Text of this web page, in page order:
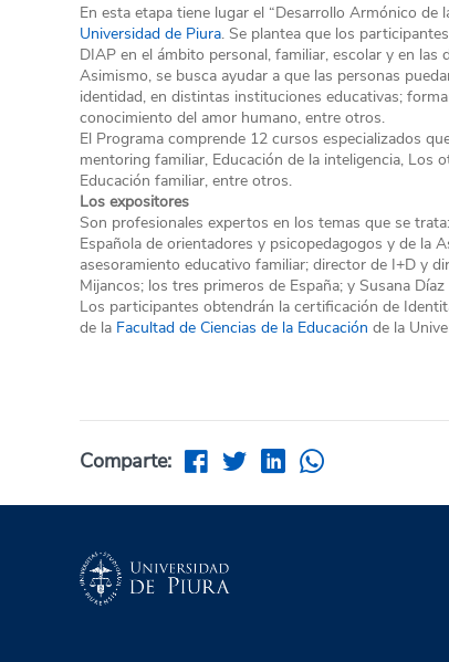
En esta etapa tiene lugar el “Desarrollo Armónico
Universidad de Piura. Se plantea que los
DIAP en el ámbito personal, familiar, escolar y en las
Asimismo, se busca ayudar a que las personas
identidad, en distintas instituciones educativas;
conocimiento del amor humano, entre otros.
El Programa comprende 12 cursos especializados
mentoring familiar, Educación de la inteligencia, Los
Educación familiar, entre otros.
Los expositores
Son profesionales expertos en los temas que se
Española de orientadores y psicopedagogos y de la
asesoramiento educativo familiar; director de I+D y
Mijancos; los tres primeros de España; y Susana Díaz
Los participantes obtendrán la certificación de
de la Facultad de Ciencias de la Educación de la
Comparte: